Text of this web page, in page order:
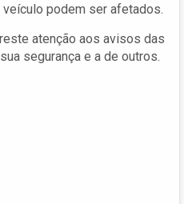
podem ser afetados.
atenção aos avisos das
segurança e a de outros.